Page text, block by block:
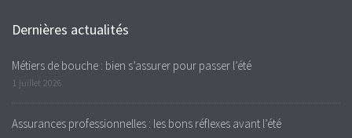
Dernières actualités
Métiers de bouche : bien s’assurer pour passer l’été
1 juillet 2026
Assurances professionnelles : les bons réflexes avant l’été